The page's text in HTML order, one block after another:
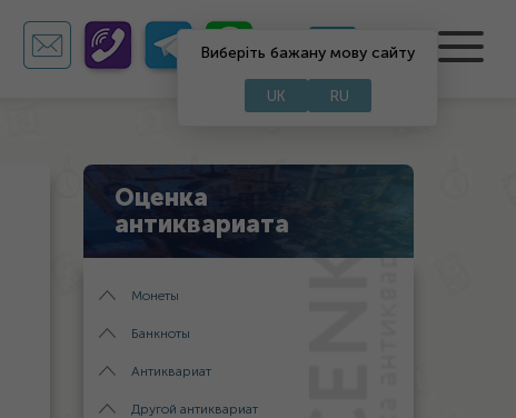
UA
Виберіть бажану мову сайту
UK RU
Оценка
антиквариата
Монеты
Банкноты
Антиквариат
Другой антиквариат